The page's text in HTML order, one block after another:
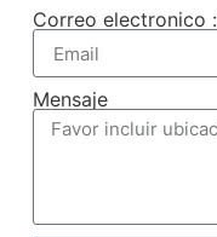
Correo electronico :
Mensaje